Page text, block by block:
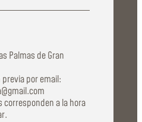
Palmas de Gran
por email:
corresponden a la hora